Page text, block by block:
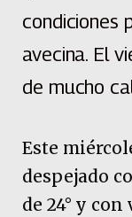
condiciones
avecina. El
de mucho
Este
despejado
de 24° y